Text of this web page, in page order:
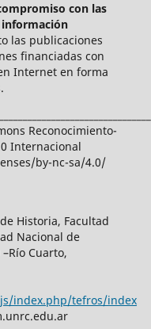
con las
información
las publicaciones
financiadas con
Internet en forma
Reconocimiento-
Internacional
by-nc-sa/4.0/
Historia, Facultad
Nacional de
Cuarto,
index.php/tefros/index